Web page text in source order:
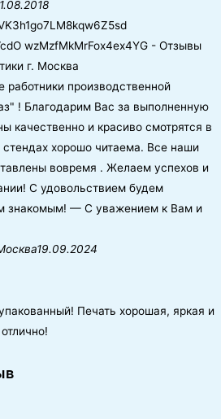
г. Москва
производственной
! Благодарим Вас за выполненную
качественно и красиво смотрятся в
хорошо читаема. Все наши
вовремя . Желаем успехов и
С удовольствием будем
знакомым! — С уважением к Вам и
19.09.2024
Печать хорошая, яркая и